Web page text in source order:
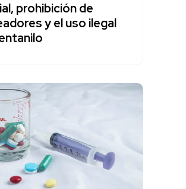
prohibición de
y el uso ilegal